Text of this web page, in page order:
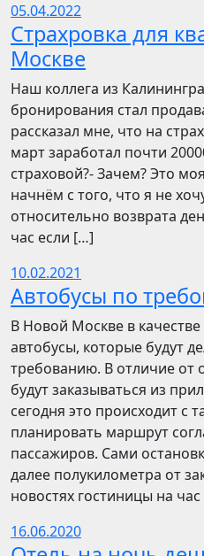
05.04.2022
Страхровка для
Москве
Наш коллега из
бронирования стал
рассказал мне, что на
март заработал почти
страховой?- Зачем? Это
начнём с того, что я не
относительно возврата
час если […]
10.02.2021
Автобусы по
В Новой Москве в
автобусы, которые будут
требованию. В отличие
будут заказываться из
сегодня это происходит с
планировать маршрут
пассажиров. Сами
далее полукилометра от
новостях гостиницы на
16.06.2020